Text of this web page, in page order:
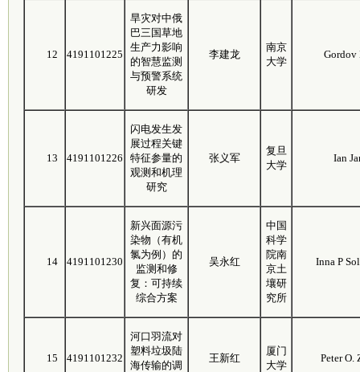
12 4191101225
旱灾对中俄
巴三国草地
生产力影响
的智慧监测
与预警系统
研发
李建龙
南京
大学
Gordov
13 4191101226
闪电发生发
展过程关键
特征参量的
观测和机理
研究
张义军
复旦
大学
Ian
14 4191101230
新兴面源污
染物（有机
氯为例）的
监测和修
复：可持续
综合方案
吴永红
中国
科学
院南
京土
壤研
究所
Inna P
15 4191101232
河口羽流对
塑料垃圾陆
海传输的调
王新红
厦门
大学
Peter O.